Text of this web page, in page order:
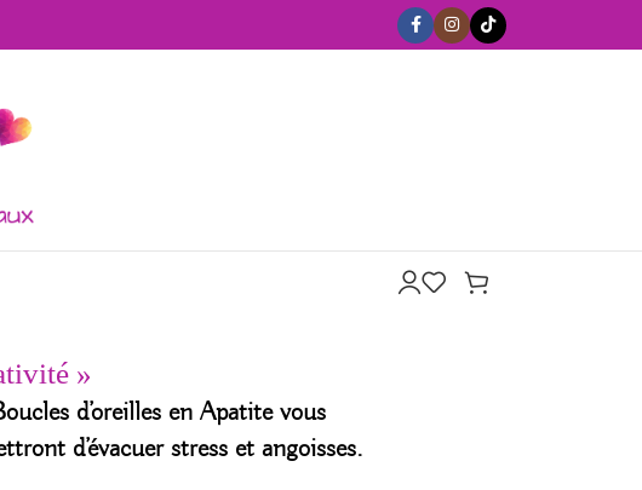
»
d’oreilles en Apatite vous
d’évacuer stress et angoisses.